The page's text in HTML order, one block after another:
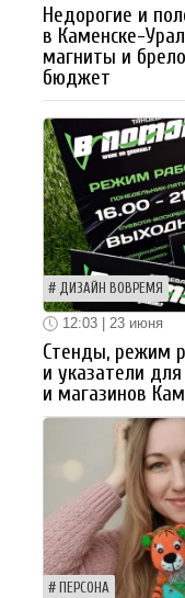
Недорогие и
в Каменске-
магниты и
бюджет
ДИЗАЙН ВОВРЕМЯ
12:03 | 23 июня
Стенды, режим
и указатели
и магазинов
ПЕРСОНА